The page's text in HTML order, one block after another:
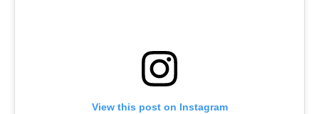
View this post on Instagram